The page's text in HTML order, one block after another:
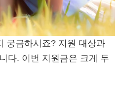
궁금하시죠? 지원 대상과
다. 이번 지원금은 크게 두